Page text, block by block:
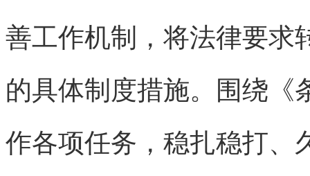
善工作机制，将法律要求
的具体制度措施。围绕《
作各项任务，稳扎稳打、